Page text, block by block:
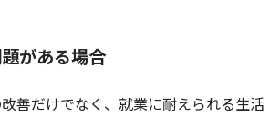
がある場合
善だけでなく、就業に耐えられる生活